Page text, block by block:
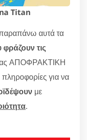
Titan
αυτά τα
τις
μας ΑΠΟΦΡΑΚΤΙΚΗ
για να
με
.